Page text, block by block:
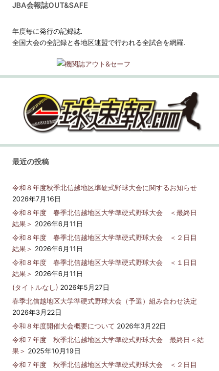
JBA会報誌OUT&SAFE
年度毎に発行の記録誌.
全国大会の全記録と各地区連盟で行われる全試合を網羅.
最近の投稿
令和８年度秋季北信越地区準硬式野球大会に関するお知らせ
2026年7月16日
令和８年度 春季北信越地区大学準硬式野球大会 ＜最終日
結果＞ 2026年6月11日
令和８年度 春季北信越地区大学準硬式野球大会 ＜２日目
結果＞ 2026年6月11日
令和８年度 春季北信越地区大学準硬式野球大会 ＜１日目
結果＞ 2026年6月11日
(タイトルなし) 2026年5月27日
春季北信越地区大学準硬式野球大会（予選）組み合わせ決定
2026年3月22日
令和８年度開催大会概要について 2026年3月22日
令和７年度 秋季北信越地区大学準硬式野球大会 最終日＜結
果＞ 2025年10月19日
令和７年度 秋季北信越地区大学準硬式野球大会 ＜２日目